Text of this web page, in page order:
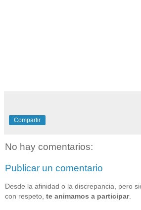
Compartir
No hay comentarios:
Publicar un comentario
Desde la afinidad o la discrepancia, pero
con respeto, te animamos a participar.